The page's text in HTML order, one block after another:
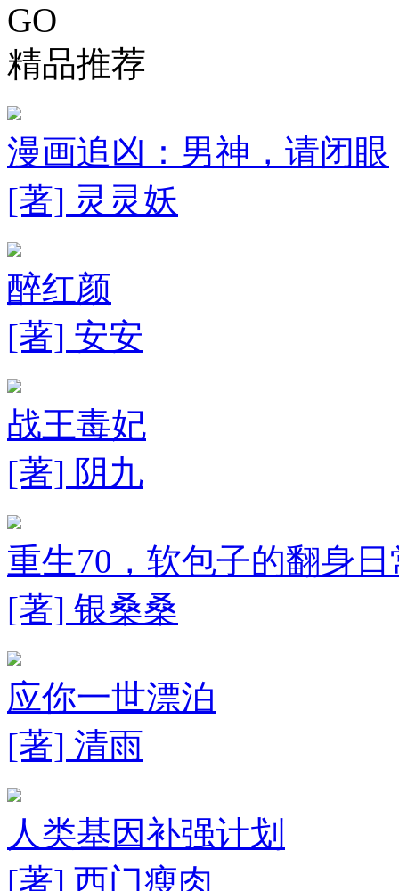
GO
精品推荐
漫画追凶：男神，请闭眼
[著] 灵灵妖
醉红颜
[著] 安安
战王毒妃
[著] 阴九
重生70，软包子的翻身日
[著] 银桑桑
应你一世漂泊
[著] 清雨
人类基因补强计划
[著] 西门瘦肉